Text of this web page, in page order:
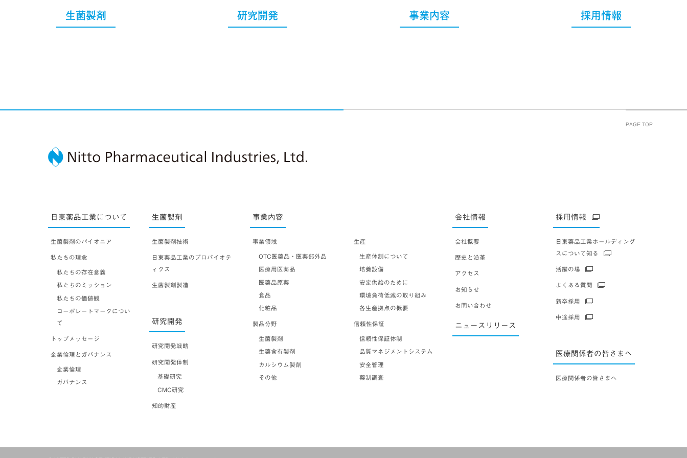
生菌製剤 研究開発 事業内容 採用情報
PAGE TOP
日東薬品工業について
生菌製剤のパイオニア
私たちの理念
私たちの存在意義
私たちのミッション
私たちの価値観
コーポレートマークについ
て
トップメッセージ
企業倫理とガバナンス
企業倫理
ガバナンス
生菌製剤
生菌製剤技術
日東薬品工業のプロバイオテ
ィクス
生菌製剤製造
研究開発
研究開発戦略
研究開発体制
基礎研究
CMC研究
知的財産
事業内容
事業領域
OTC医薬品・医薬部外品
医療用医薬品
医薬品原薬
食品
化粧品
製品分野
生菌製剤
生薬含有製剤
カルシウム製剤
その他
生産
生産体制について
培養設備
安定供給のために
環境負荷低減の取り組み
各生産拠点の概要
信頼性保証
信頼性保証体制
品質マネジメントシステム
安全管理
薬制調査
会社情報
会社概要
歴史と沿革
アクセス
お知らせ
お問い合わせ
ニュースリリース
採用情報
日東薬品工業ホールディング
スについて知る
活躍の場
よくある質問
新卒採用
中途採用
医療関係者の皆さまへ
医療関係者の皆さまへ